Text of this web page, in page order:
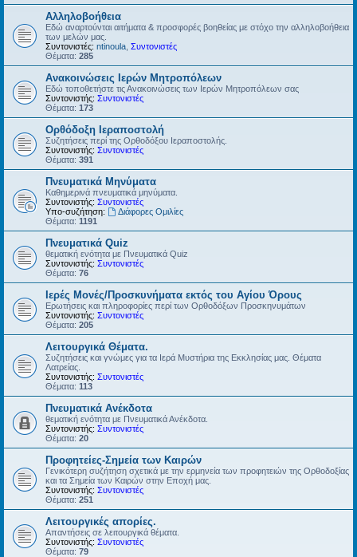
Αλληλοβοήθεια
Εδώ αναρτούνται αιτήματα & προσφορές βοηθείας με στόχο την αλληλοβοήθεια
των μελών μας.
Συντονιστές: ntinoula Συντονιστές
Θέματα: 285
Ανακοινώσεις Ιερών Μητροπόλεων
Εδώ τοποθετήστε τις Ανακοινώσεις των Ιερών Μητροπόλεων σας
Συντονιστής: Συντονιστές
Θέματα: 173
Ορθόδοξη Ιεραποστολή
Συζητήσεις περί της Ορθοδόξου Ιεραποστολής.
Συντονιστής: Συντονιστές
Θέματα: 391
Πνευματικά Μηνύματα
Καθημερινά πνευματικά μηνύματα.
Συντονιστής: Συντονιστές
Υπο-συζήτηση:
Διάφορες Ομιλίες
Θέματα: 1191
Πνευματικά Quiz
θεματική ενότητα με Πνευματικά Quiz
Συντονιστής: Συντονιστές
Θέματα: 76
Ιερές Μονές/Προσκυνήματα εκτός του Αγίου Όρους
Ερωτήσεις και πληροφορίες περί των Ορθοδόξων Προσκηνυμάτων
Συντονιστής: Συντονιστές
Θέματα: 205
Λειτουργικά Θέματα.
Συζητήσεις και γνώμες για τα Ιερά Μυστήρια της Εκκλησίας μας. Θέματα
Λατρείας.
Συντονιστής: Συντονιστές
Θέματα: 113
Πνευματικά Ανέκδοτα
θεματική ενότητα με Πνευματικά Ανέκδοτα.
Συντονιστής: Συντονιστές
Θέματα: 20
Προφητείες-Σημεία των Καιρών
Γενικότερη συζήτηση σχετικά με την ερμηνεία των προφητειών της Ορθοδοξίας
και τα Σημεία των Καιρών στην Εποχή μας.
Συντονιστής: Συντονιστές
Θέματα: 251
Λειτουργικές απορίες.
Απαντήσεις σε λειτουργικά θέματα.
Συντονιστής: Συντονιστές
Θέματα: 79